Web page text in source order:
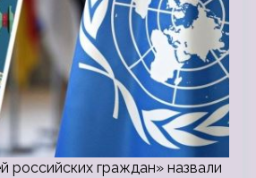
российских граждан» назвали